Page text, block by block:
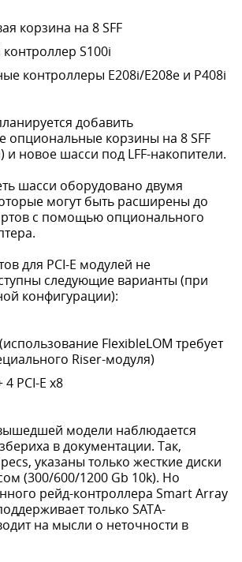
корзина на 8 SFF
S100i
контроллеры E208i/E208e и P408i
добавить
опциональные корзины на 8 SFF
и новое шасси под LFF-накопители.
шасси оборудовано двумя
могут быть расширены до
с помощью опционального
для PCI-E модулей не
следующие варианты (при
конфигурации):
FlexibleLOM требует
Riser-модуля)
4 PCI-E x8
модели наблюдается
в документации. Так,
указаны только жесткие диски
(300/600/1200 Gb 10k). Но
рейд-контроллера Smart Array
только SATА-
на мысли о неточности в